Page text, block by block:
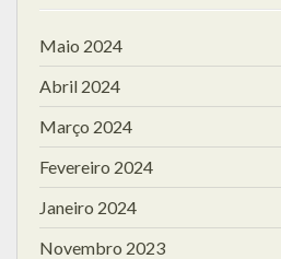
Maio 2024
Abril 2024
Março 2024
Fevereiro 2024
Janeiro 2024
Novembro 2023